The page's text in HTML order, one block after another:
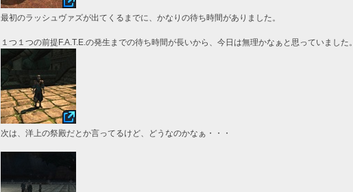
最初のラッシュヴァズが出てくるまでに、かなりの待ち時間がありました。
１つ１つの前提F.A.T.E.の発生までの待ち時間が長いから、今日は無理かなぁと思っていました。
次は、洋上の祭殿だとか言ってるけど、どうなのかなぁ・・・